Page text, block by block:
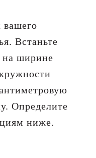
Встаньте
на ширине
Определите
ниже.